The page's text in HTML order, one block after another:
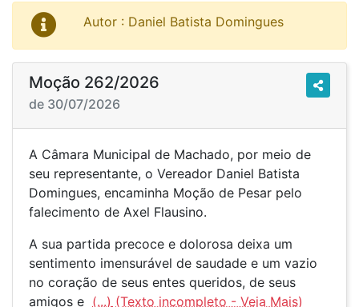
Autor : Daniel Batista Domingues
Moção 262/2026
de 30/07/2026
A Câmara Municipal de Machado, por meio de
seu representante, o Vereador Daniel Batista
Domingues, encaminha Moção de Pesar pelo
falecimento de Axel Flausino.
A sua partida precoce e dolorosa deixa um
sentimento imensurável de saudade e um vazio
no coração de seus entes queridos, de seus
amigos e (...)